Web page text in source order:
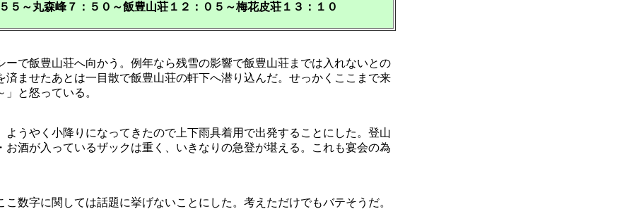
～丸森峰７：５０～飯豊山荘１２：０５～梅花皮荘１３：１０
で飯豊山荘へ向かう。例年なら残雪の影響で飯豊山荘までは入れないとの
ませたあとは一目散で飯豊山荘の軒下へ潜り込んだ。せっかくここまで来
と怒っている。
うやく小降りになってきたので上下雨具着用で出発することにした。登山
酒が入っているザックは重く、いきなりの急登が堪える。これも宴会の為
数字に関しては話題に挙げないことにした。考えただけでもバテそうだ。